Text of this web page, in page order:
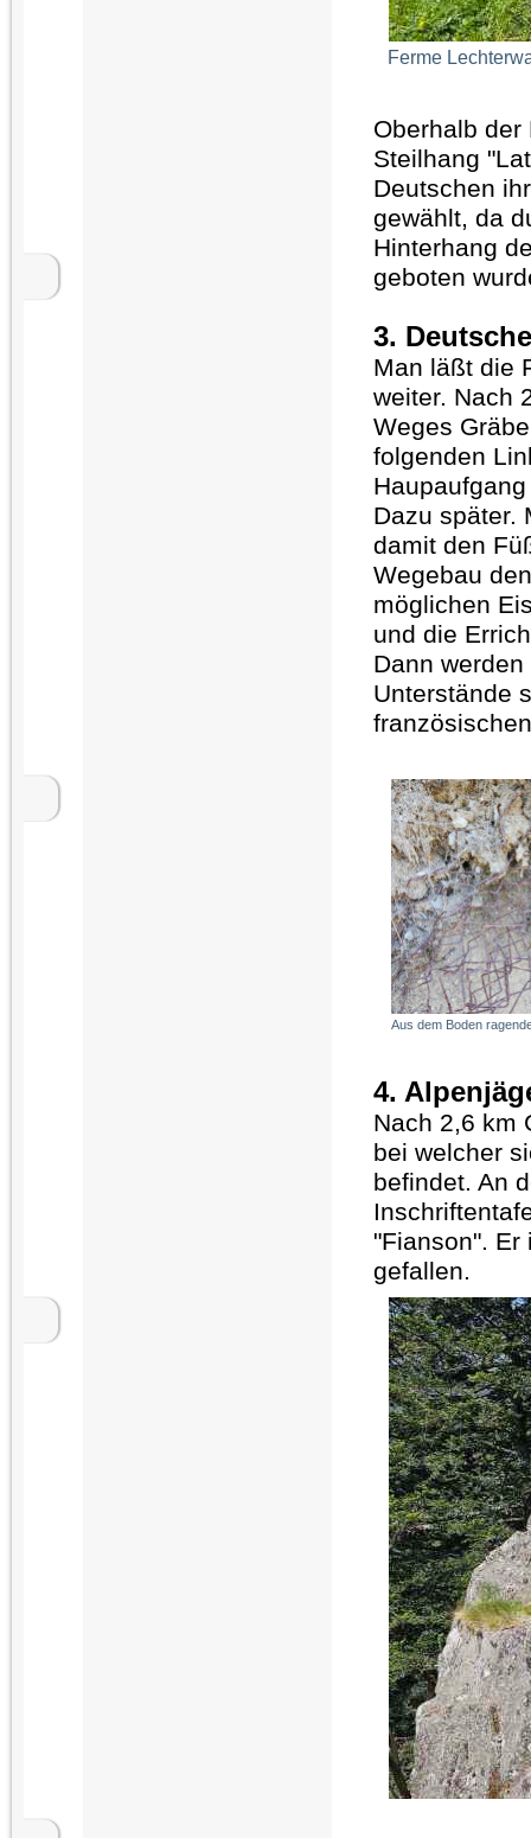
Ferme
Oberhalb
Steilhang
Deutschen
gewählt, da
Hinterhang
geboten
3.
Man läßt die
weiter. Nach
Weges
folgenden
Dazu später.
damit den
Wegebau
möglichen
und die
Dann
Unterstände
Aus dem Boden
4.
Nach 2,6 km
bei welcher
befindet. An
"Fianson". Er
gefallen.